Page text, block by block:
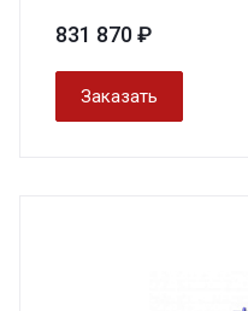
831 870 ₽
Заказать